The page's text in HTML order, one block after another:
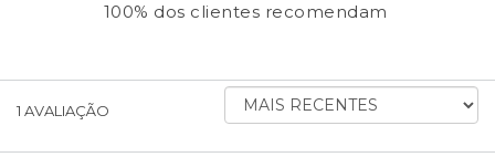
100% dos clientes recomendam
1 AVALIAÇÃO
ORDENAR
AVALIAÇÕES